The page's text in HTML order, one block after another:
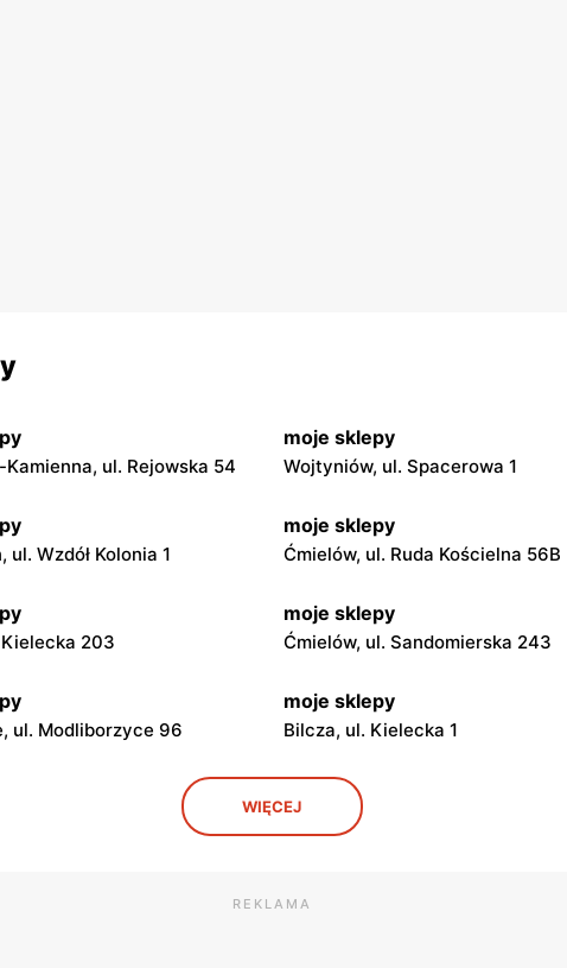
ul. Rejowska 54
moje sklepy
Wojtyniów, ul. Spacerowa 1
ul. Wzdół Kolonia 1
moje sklepy
Ćmielów, ul. Ruda Kościelna 56B
203
moje sklepy
Ćmielów, ul. Sandomierska 243
ul. Modliborzyce 96
moje sklepy
Bilcza, ul. Kielecka 1
moje sklepy
Gorzyce, ul. Szkolna 44
Kazimierza Wielka, ul. Kolejowa 15
WIĘCEJ
REKLAMA